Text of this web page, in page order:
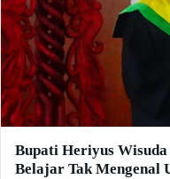
Bupati Heriyus
Belajar Tak Mengenal